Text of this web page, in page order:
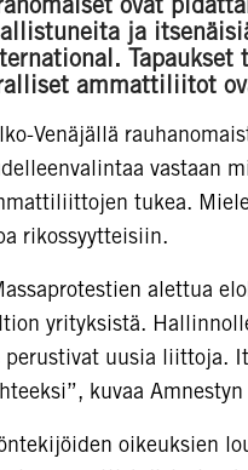
ja
Tapaukset
ammattiliitot
Venäjällä
vastaan
tukea.
rikossyytteisiin.
alettua
yrityksistä.
perustivat uusia liittoja.
kuvaa
oikeuksien